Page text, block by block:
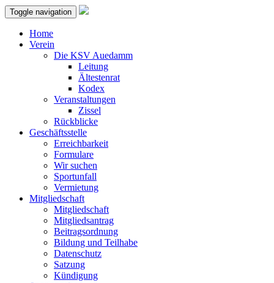
Toggle navigation
Home
Verein
Die KSV Auedamm
Leitung
Ältestenrat
Kodex
Veranstaltungen
Zissel
Rückblicke
Geschäftsstelle
Erreichbarkeit
Formulare
Wir suchen
Sportunfall
Vermietung
Mitgliedschaft
Mitgliedschaft
Mitgliedsantrag
Beitragsordnung
Bildung und Teilhabe
Datenschutz
Satzung
Kündigung